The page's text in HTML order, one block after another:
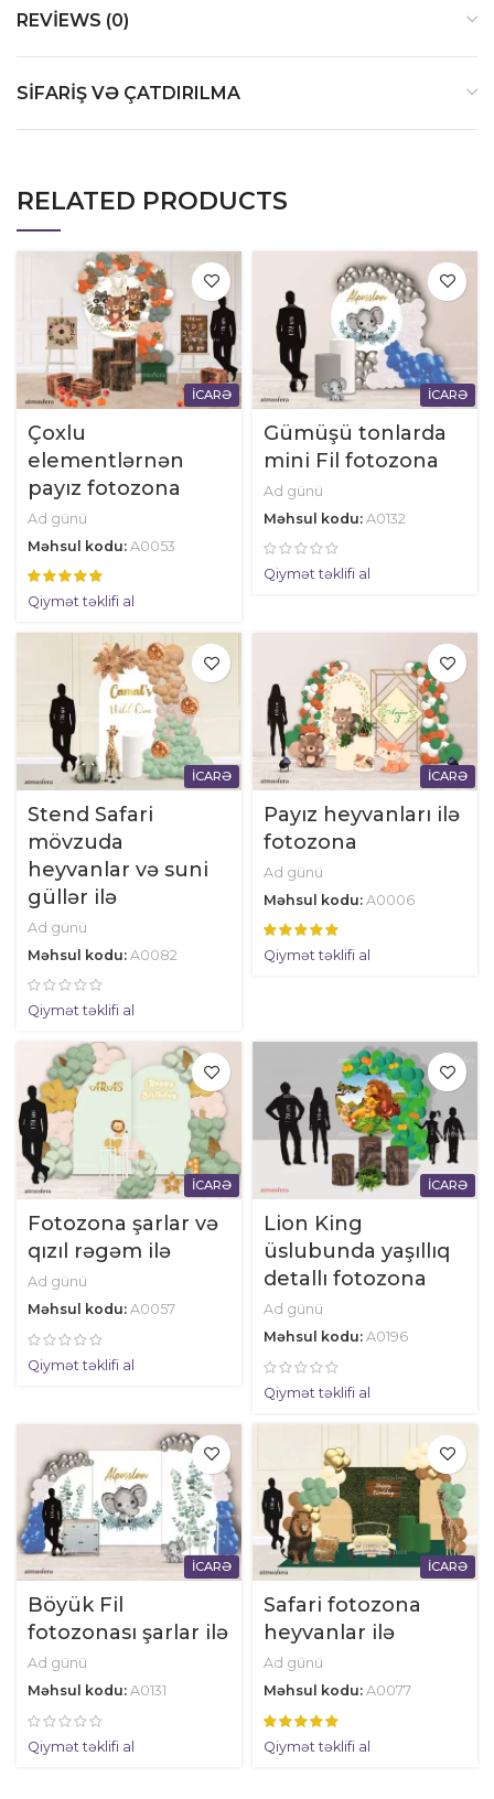
REVIEWS (0)
SIFARIŞ VƏ ÇATDIRILMA
RELATED PRODUCTS
İCARƏ
Çoxlu
elementlərnən
payız fotozona
Ad günü
Məhsul kodu: A0053
Qiymət təklifi al
İCARƏ
Gümüşü tonlarda
mini Fil fotozona
Ad günü
Məhsul kodu: A0132
Qiymət təklifi al
İCARƏ
Stend Safari
mövzuda
heyvanlar və suni
güllər ilə
Ad günü
Məhsul kodu: A0082
Qiymət təklifi al
İCARƏ
Payız heyvanları ilə
fotozona
Ad günü
Məhsul kodu: A0006
Qiymət təklifi al
İCARƏ
Fotozona şarlar və
qızıl rəgəm ilə
Ad günü
Məhsul kodu: A0057
Qiymət təklifi al
İCARƏ
Lion King
üslubunda yaşıllıq
detallı fotozona
Ad günü
Məhsul kodu: A0196
Qiymət təklifi al
İCARƏ
Böyük Fil
fotozonası şarlar ilə
Ad günü
Məhsul kodu: A0131
Qiymət təklifi al
İCARƏ
Safari fotozona
heyvanlar ilə
Ad günü
Məhsul kodu: A0077
Qiymət təklifi al